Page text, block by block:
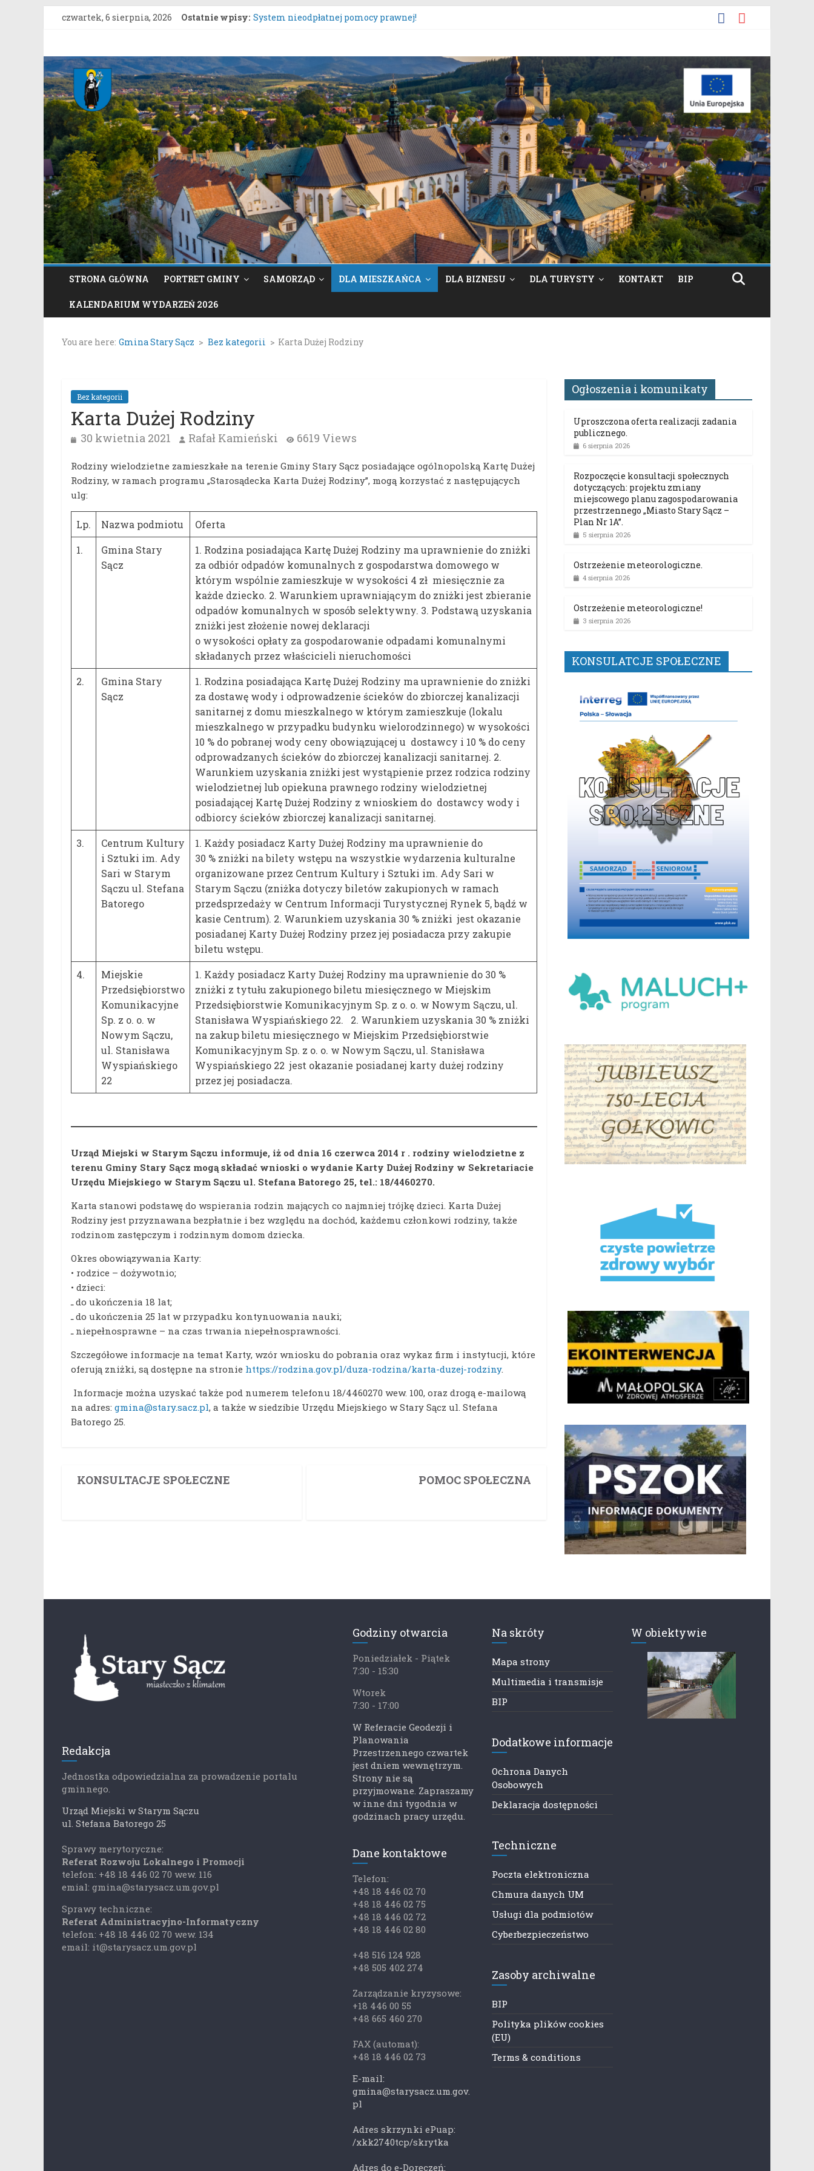
Przejdź
czwartek, 6 sierpnia, 2026 Ostatnie wpisy: System nieodpłatnej pomocy prawnej!
Konkurs „Moc Bukietów Matki Boskiej Zielnej”.
Rozpoczęcie konsultacji społecznych dotyczących: projektu zmiany miejscowego planu zagospodarowania przestrzennego „Miasto
Stary Sącz – Plan Nr 1A”.
Gmina
Stary
Sącz
Portal
samorządowy
Gminy
Stary
Sącz
STRONA GŁÓWNA PORTRET GMINY SAMORZĄD DLA MIESZKAŃCA DLA BIZNESU DLA TURYSTY KONTAKT BIP
KALENDARIUM WYDARZEŃ 2026
You are here: Gmina Stary Sącz > Bez kategorii > Karta Dużej Rodziny
Bez kategorii
Karta Dużej Rodziny
30 kwietnia 2021 Rafał Kamieński 6619 Views
Rodziny wielodzietne zamieszkałe na terenie Gminy Stary Sącz posiadające ogólnopolską Kartę Dużej
Rodziny, w ramach programu „Starosądecka Karta Dużej Rodziny”, mogą korzystać z następujących
ulg:
Lp. Nazwa podmiotu
Oferta
1.
Gmina Stary
Sącz
1. Rodzina posiadająca Kartę Dużej Rodziny ma uprawnienie do zniżki
za odbiór odpadów komunalnych z gospodarstwa domowego w
którym wspólnie zamieszkuje w wysokości 4 zł miesięcznie za
każde dziecko. 2. Warunkiem uprawniającym do zniżki jest zbieranie
odpadów komunalnych w sposób selektywny. 3. Podstawą uzyskania
zniżki jest złożenie nowej deklaracji
o wysokości opłaty za gospodarowanie odpadami komunalnymi
składanych przez właścicieli nieruchomości
2.
Gmina Stary
Sącz
1. Rodzina posiadająca Kartę Dużej Rodziny ma uprawnienie do zniżki
za dostawę wody i odprowadzenie ścieków do zbiorczej kanalizacji
sanitarnej z domu mieszkalnego w którym zamieszkuje (lokalu
mieszkalnego w przypadku budynku wielorodzinnego) w wysokości
10 % do pobranej wody ceny obowiązującej u dostawcy i 10 % do ceny
odprowadzanych ścieków do zbiorczej kanalizacji sanitarnej. 2.
Warunkiem uzyskania zniżki jest wystąpienie przez rodzica rodziny
wielodzietnej lub opiekuna prawnego rodziny wielodzietnej
posiadającej Kartę Dużej Rodziny z wnioskiem do dostawcy wody i
odbiorcy ścieków zbiorczej kanalizacji sanitarnej.
3.
Centrum Kultury
i Sztuki im. Ady
Sari w Starym
Sączu ul. Stefana
Batorego
1. Każdy posiadacz Karty Dużej Rodziny ma uprawnienie do
30 % zniżki na bilety wstępu na wszystkie wydarzenia kulturalne
organizowane przez Centrum Kultury i Sztuki im. Ady Sari w
Starym Sączu (zniżka dotyczy biletów zakupionych w ramach
przedsprzedaży w Centrum Informacji Turystycznej Rynek 5, bądź w
kasie Centrum). 2. Warunkiem uzyskania 30 % zniżki jest okazanie
posiadanej Karty Dużej Rodziny przez jej posiadacza przy zakupie
biletu wstępu.
4.
Miejskie
Przedsiębiorstwo
Komunikacyjne
Sp. z o. o. w
Nowym Sączu,
ul. Stanisława
Wyspiańskiego
22
1. Każdy posiadacz Karty Dużej Rodziny ma uprawnienie do 30 %
zniżki z tytułu zakupionego biletu miesięcznego w Miejskim
Przedsiębiorstwie Komunikacyjnym Sp. z o. o. w Nowym Sączu, ul.
Stanisława Wyspiańskiego 22. 2. Warunkiem uzyskania 30 % zniżki
na zakup biletu miesięcznego w Miejskim Przedsiębiorstwie
Komunikacyjnym Sp. z o. o. w Nowym Sączu, ul. Stanisława
Wyspiańskiego 22 jest okazanie posiadanej karty dużej rodziny
przez jej posiadacza.
Urząd Miejski w Starym Sączu informuje, iż od dnia 16 czerwca 2014 r . rodziny wielodzietne z
terenu Gminy Stary Sącz mogą składać wnioski o wydanie Karty Dużej Rodziny w Sekretariacie
Urzędu Miejskiego w Starym Sączu ul. Stefana Batorego 25, tel.: 18/4460270.
Karta stanowi podstawę do wspierania rodzin mających co najmniej trójkę dzieci. Karta Dużej
Rodziny jest przyznawana bezpłatnie i bez względu na dochód, każdemu członkowi rodziny, także
rodzinom zastępczym i rodzinnym domom dziecka.
Okres obowiązywania Karty:
• rodzice – dożywotnio;
• dzieci:
ـ do ukończenia 18 lat;
ـ do ukończenia 25 lat w przypadku kontynuowania nauki;
ـ niepełnosprawne – na czas trwania niepełnosprawności.
Szczegółowe informacje na temat Karty, wzór wniosku do pobrania oraz wykaz firm i instytucji, które
oferują zniżki, są dostępne na stronie https://rodzina.gov.pl/duza-rodzina/karta-duzej-rodziny.
Informacje można uzyskać także pod numerem telefonu 18/4460270 wew. 100, oraz drogą e-mailową
na adres: gmina@stary.sacz.pl, a także w siedzibie Urzędu Miejskiego w Stary Sącz ul. Stefana
Batorego 25.
KONSULTACJE SPOŁECZNE POMOC SPOŁECZNA
Ogłoszenia i komunikaty
Uproszczona oferta realizacji zadania
publicznego.
6 sierpnia 2026
Rozpoczęcie konsultacji społecznych
dotyczących: projektu zmiany
miejscowego planu zagospodarowania
przestrzennego „Miasto Stary Sącz –
Plan Nr 1A”.
5 sierpnia 2026
Ostrzeżenie meteorologiczne.
4 sierpnia 2026
Ostrzeżenie meteorologiczne!
3 sierpnia 2026
KONSULATCJE SPOŁECZNE
Redakcja
Jednostka odpowiedzialna za prowadzenie portalu
gminnego.
Urząd Miejski w Starym Sączu
ul. Stefana Batorego 25
Sprawy merytoryczne:
Referat Rozwoju Lokalnego i Promocji
telefon: +48 18 446 02 70 wew. 116
emial: gmina@starysacz.um.gov.pl
Sprawy techniczne:
Referat Administracyjno-Informatyczny
telefon: +48 18 446 02 70 wew. 134
email: it@starysacz.um.gov.pl
Godziny otwarcia
Poniedziałek - Piątek
7:30 - 15:30
Wtorek
7:30 - 17:00
W Referacie Geodezji i
Planowania
Przestrzennego czwartek
jest dniem wewnętrzym.
Strony nie są
przyjmowane. Zapraszamy
w inne dni tygodnia w
godzinach pracy urzędu.
Dane kontaktowe
Telefon:
+48 18 446 02 70
+48 18 446 02 75
+48 18 446 02 72
+48 18 446 02 80
+48 516 124 928
+48 505 402 274
Zarządzanie kryzysowe:
+18 446 00 55
+48 665 460 270
FAX (automat):
+48 18 446 02 73
E-mail:
gmina@starysacz.um.gov.
pl
Adres skrzynki ePuap:
/xkk2740tcp/skrytka
Adres do e-Doręczeń:
Na skróty
Mapa strony
Multimedia i transmisje
BIP
Dodatkowe informacje
Ochrona Danych
Osobowych
Deklaracja dostępności
Techniczne
Poczta elektroniczna
Chmura danych UM
Usługi dla podmiotów
Cyberbezpieczeństwo
Zasoby archiwalne
BIP
Polityka plików cookies
(EU)
Terms & conditions
W obiektywie